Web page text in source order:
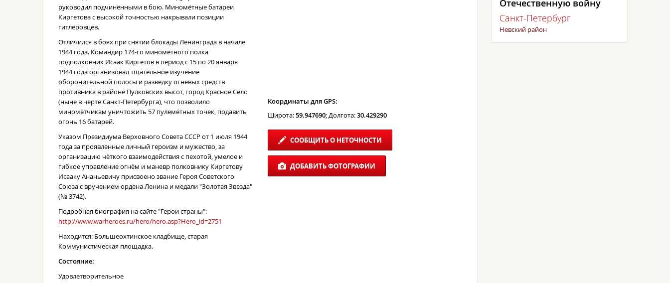
руководил подчинёнными в бою. Миномётные батареи
Киргетова с высокой точностью накрывали позиции
гитлеровцев.
Отличился в боях при снятии блокады Ленинграда в начале
1944 года. Командир 174-го миномётного полка
подполковник Исаак Киргетов в период с 15 по 20 января
1944 года организовал тщательное изучение
оборонительной полосы и разведку огневых средств
противника в районе Пулковских высот, город Красное Село
(ныне в черте Санкт-Петербурга), что позволило
миномётчикам уничтожить 57 пулемётных точек, подавить
огонь 16 батарей.
Указом Президиума Верховного Совета СССР от 1 июля 1944
года за проявленные личный героизм и мужество, за
организацию чёткого взаимодействия с пехотой, умелое и
гибкое управление огнём и маневр полковнику Киргетову
Исааку Ананьевичу присвоено звание Героя Советского
Союза с вручением ордена Ленина и медали "Золотая Звезда"
(№ 3742).
Подробная биография на сайте "Герои страны":
http://www.warheroes.ru/hero/hero.asp?Hero_id=2751
Находится: Большеохтинское кладбище, старая
Коммунистическая площадка.
Состояние:
Удовлетворительное
Координаты для GPS:
Широта:59.947690; Долгота:30.429290
СООБЩИТЬ О НЕТОЧНОСТИ
ДОБАВИТЬ ФОТОГРАФИИ
Отечественную войну
Санкт-Петербург
Невский район